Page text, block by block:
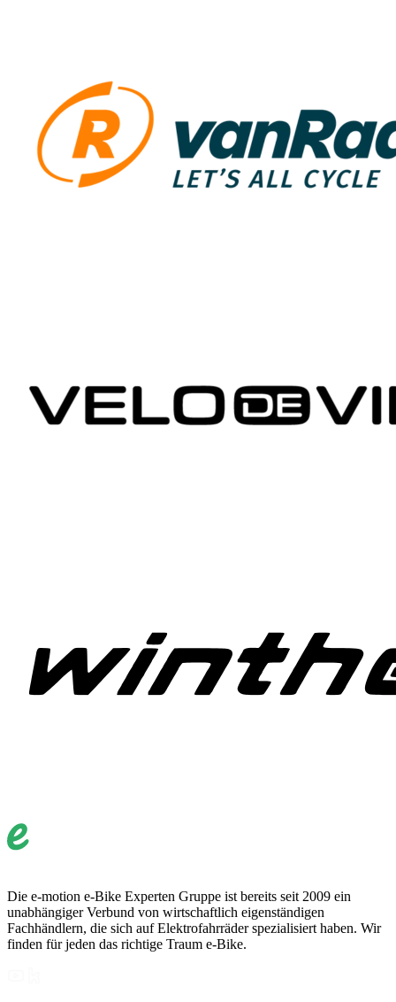
Die e-motion e-Bike Experten Gruppe ist bereits seit 2009 ein
unabhängiger Verbund von wirtschaftlich eigenständigen
Fachhändlern, die sich auf Elektrofahrräder spezialisiert haben. Wir
finden für jeden das richtige Traum e-Bike.